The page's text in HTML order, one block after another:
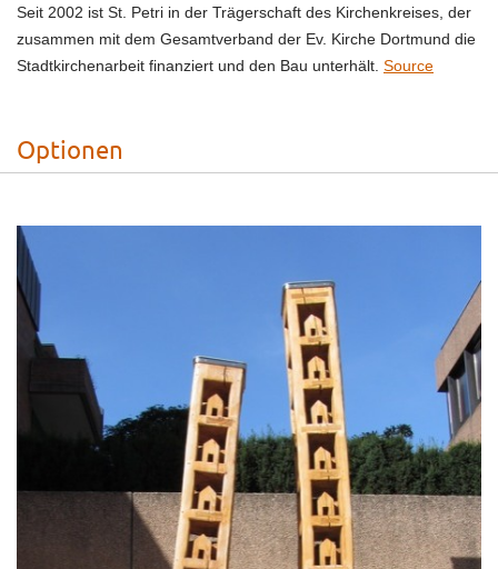
Seit 2002 ist St. Petri in der Trägerschaft des Kirchenkreises, der
zusammen mit dem Gesamtverband der Ev. Kirche Dortmund die
Stadtkirchenarbeit finanziert und den Bau unterhält. Source
Optionen